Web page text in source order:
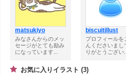
matsukiyo
みなさんからのメッ
セージがとても励み
になっています...
biscuitillust
プロフィールを
んくださいまし
りがとうござい
お気に入りイラスト (3)